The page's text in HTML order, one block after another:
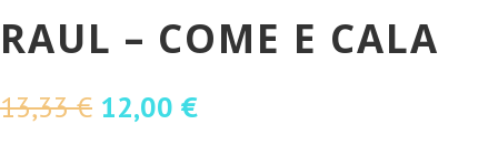
RAUL – COME E CALA
13,33€ O
12,00 €O